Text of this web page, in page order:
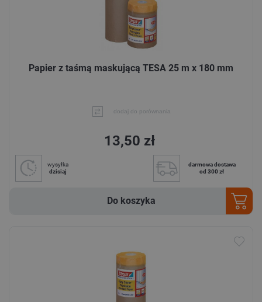
Papier z taśmą maskującą TESA 25 m x 180 mm
dodaj do porównania
13,50 zł
wysyłka
dzisiaj
darmowa dostawa
od 300 zł
Do koszyka